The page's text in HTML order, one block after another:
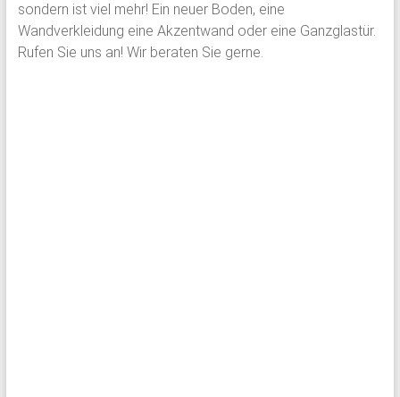
sondern ist viel mehr! Ein neuer Boden, eine
Wandverkleidung eine Akzentwand oder eine Ganzglastür.
Rufen Sie uns an! Wir beraten Sie gerne.